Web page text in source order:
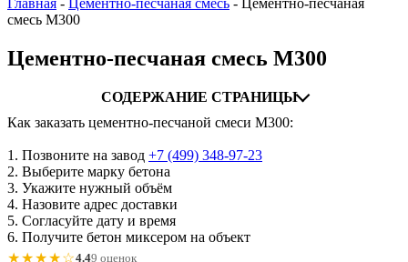
Главная - Цементно-песчаная смесь - Цементно-песчаная
смесь М300
Цементно-песчаная смесь М300
СОДЕРЖАНИЕ СТРАНИЦЫ
Как заказать цементно-песчаной смеси М300:
1. Позвоните на завод +7 (499) 348-97-23
2. Выберите марку бетона
3. Укажите нужный объём
4. Назовите адрес доставки
5. Согласуйте дату и время
6. Получите бетон миксером на объект
★★★★☆4.49 оценок